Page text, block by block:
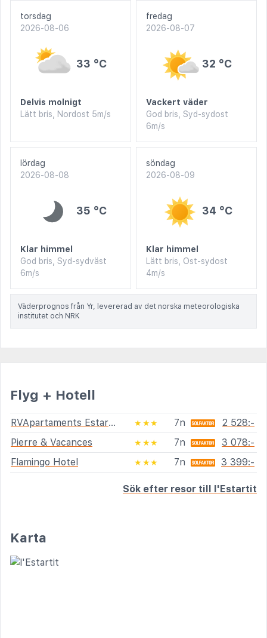
torsdag
2026-08-06
33 °C
Delvis molnigt
Lätt bris, Nordost 5m/s
fredag
2026-08-07
32 °C
Vackert väder
God bris, Syd-sydost
6m/s
lördag
2026-08-08
35 °C
Klar himmel
God bris, Syd-sydväst
6m/s
söndag
2026-08-09
34 °C
Klar himmel
Lätt bris, Ost-sydost
4m/s
Väderprognos från Yr, levererad av det norska meteorologiska
institutet och NRK
Flyg + Hotell
RVApartaments Estartit Confort ★★★ 7n
2 528:-
Pierre & Vacances
★★★ 7n
3 078:-
Flamingo Hotel
★★★ 7n 3 399:-
Sök efter resor till l'Estartit
Karta